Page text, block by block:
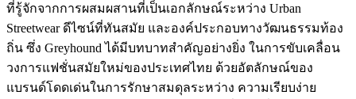
ที่รู้จักจากการผสมผสานที่เป็นเอกลักษณ์ระหว่าง Urban
Streetwear ดีไซน์ที่ทันสมัย และองค์ประกอบทางวัฒนธรรมท้อง
ถิ่น ซึ่ง Greyhound ได้มีบทบาทสำคัญอย่างยิ่ง ในการขับเคลื่อน
วงการแฟชั่นสมัยใหม่ของประเทศไทย ด้วยอัตลักษณ์ของ
แบรนด์โดดเด่นในการรักษาสมดุลระหว่าง ความเรียบง่าย